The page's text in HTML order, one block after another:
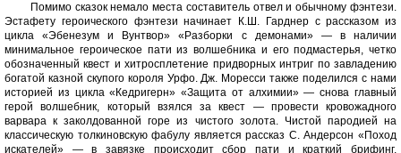
Помимо сказок немало места составитель отвел и обычному фэнтези.
Эстафету героического фэнтези начинает К.Ш. Гарднер с рассказом из
цикла «Эбенезум и Вунтвор» «Разборки с демонами» — в наличии
минимальное героическое пати из волшебника и его подмастерья, четко
обозначенный квест и хитросплетение придворных интриг по завладению
богатой казной скупого короля Урфо. Дж. Моресси также поделился с нами
историей из цикла «Кедригерн» «Защита от алхимии» — снова главный
герой волшебник, который взялся за квест — провести кровожадного
варвара к заколдованной горе из чистого золота. Чистой пародией на
классическую толкиновскую фабулу является рассказ С. Андерсон «Поход
искателей» — в завязке происходит сбор пати и краткий брифинг,